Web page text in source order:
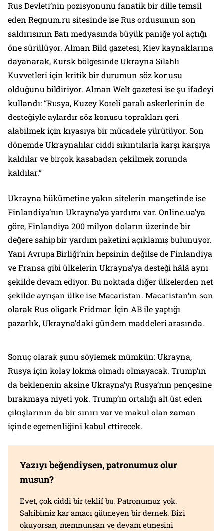
Rus Devleti’nin pozisyonunu fanatik bir dille temsil
eden Regnum.ru sitesinde ise Rus ordusunun son
saldırısının Batı medyasında büyük paniğe yol açtığı
öne sürülüyor. Alman Bild gazetesi, Kiev kaynaklarına
dayanarak, Kursk bölgesinde Ukrayna Silahlı
Kuvvetleri için kritik bir durumun söz konusu
olduğunu bildiriyor. Alman Welt gazetesi ise şu ifadeyi
kullandı: “Rusya, Kuzey Koreli paralı askerlerinin de
desteğiyle aylardır söz konusu toprakları geri
alabilmek için kıyasıya bir mücadele yürütüyor. Son
dönemde Ukraynalılar ciddi sıkıntılarla karşı karşıya
kaldılar ve birçok kasabadan çekilmek zorunda
kaldılar.”
Ukrayna hükümetine yakın sitelerin manşetinde ise
Finlandiya’nın Ukrayna’ya yardımı var. Online.ua’ya
göre, Finlandiya 200 milyon doların üzerinde bir
değere sahip bir yardım paketini açıklamış bulunuyor.
Yani Avrupa Birliği’nin hepsinin değilse de Finlandiya
ve Fransa gibi ülkelerin Ukrayna’ya desteği hâlâ aynı
şekilde devam ediyor. Bu noktada diğer ülkelerden net
şekilde ayrışan ülke ise Macaristan. Macaristan’ın son
olarak Rus oligark Fridman İçin AB ile yaptığı
pazarlık, Ukrayna’daki gündem maddeleri arasında.
Sonuç olarak şunu söylemek mümkün: Ukrayna,
Rusya için kolay lokma olmadı olmayacak. Trump’ın
da beklenenin aksine Ukrayna’yı Rusya’nın pençesine
bırakmaya niyeti yok. Trump’ın ortalığı alt üst eden
çıkışlarının da bir sınırı var ve makul olan zaman
içinde egemenliğini kabul ettirecek.
Yazıyı beğendiysen, patronumuz olur
musun?
Evet, çok ciddi bir teklif bu. Patronumuz yok.
Sahibimiz kar amacı gütmeyen bir dernek. Bizi
okuyorsan, memnunsan ve devam etmesini